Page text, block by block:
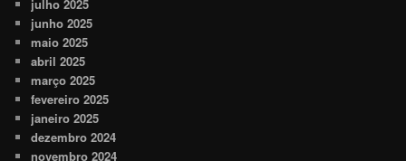
julho 2025
junho 2025
maio 2025
abril 2025
março 2025
fevereiro 2025
janeiro 2025
dezembro 2024
novembro 2024